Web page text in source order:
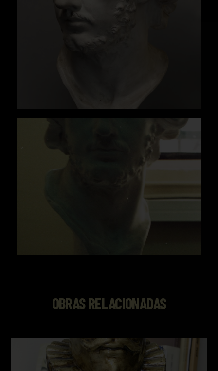
Beltrán Fortes, José/Méndez Rodríguez, Luis,
Yesos: gipsoteca de la Universidad de Sevilla :
recuperación de la colección de vaciados :
OBRAS RELACIONADAS